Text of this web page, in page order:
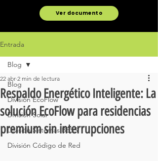
Ver documento
Entrada
Blog
División EcoFlow
División Solar
División Sistemas BESS
División Código de Red
Blog
Respaldo Energético Inteligente: La
solución EcoFlow para residencias
premium sin interrupciones
22 abr 2 min de lectura